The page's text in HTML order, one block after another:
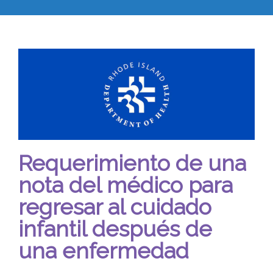
Requerimiento de una
nota del médico para
regresar al cuidado
infantil después de
una enfermedad